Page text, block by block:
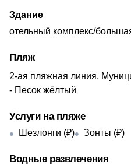
Здание
отельный комплекс/
Пляж
2-ая пляжная линия,
- Песок жёлтый
Услуги на пляже
Шезлонги (₽) Зонты (₽)
Водные развлечения